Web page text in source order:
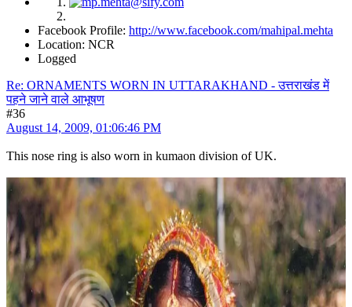
Facebook Profile: http://www.facebook.com/mahipal.mehta
Location: NCR
Logged
Re: ORNAMENTS WORN IN UTTARAKHAND - उत्तराखंड में
पहने जाने वाले आभूषण
#36
August 14, 2009, 01:06:46 PM
This nose ring is also worn in kumaon division of UK.